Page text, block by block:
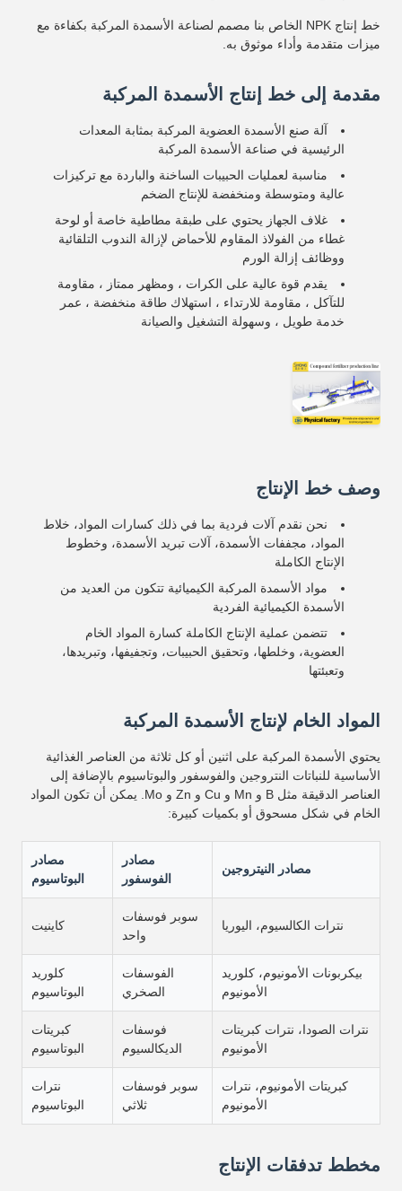
خط إنتاج NPK الخاص بنا مصمم لصناعة الأسمدة المركبة بكفاءة مع
ميزات متقدمة وأداء موثوق به.
مقدمة إلى خط إنتاج الأسمدة المركبة
آلة صنع الأسمدة العضوية المركبة بمثابة المعدات
الرئيسية في صناعة الأسمدة المركبة
مناسبة لعمليات الحبيبات الساخنة والباردة مع تركيزات
عالية ومتوسطة ومنخفضة للإنتاج الضخم
غلاف الجهاز يحتوي على طبقة مطاطية خاصة أو لوحة
غطاء من الفولاذ المقاوم للأحماض لإزالة الندوب التلقائية
ووظائف إزالة الورم
يقدم قوة عالية على الكرات ، ومظهر ممتاز ، مقاومة
للتآكل ، مقاومة للارتداء ، استهلاك طاقة منخفضة ، عمر
خدمة طويل ، وسهولة التشغيل والصيانة
وصف خط الإنتاج
نحن نقدم آلات فردية بما في ذلك كسارات المواد، خلاط
المواد، مجففات الأسمدة، آلات تبريد الأسمدة، وخطوط
الإنتاج الكاملة
مواد الأسمدة المركبة الكيميائية تتكون من العديد من
الأسمدة الكيميائية الفردية
تتضمن عملية الإنتاج الكاملة كسارة المواد الخام
العضوية، وخلطها، وتحقيق الحبيبات، وتجفيفها، وتبريدها،
وتعبئتها
المواد الخام لإنتاج الأسمدة المركبة
يحتوي الأسمدة المركبة على اثنين أو كل ثلاثة من العناصر الغذائية
الأساسية للنباتات النتروجين والفوسفور والبوتاسيوم بالإضافة إلى
العناصر الدقيقة مثل B و Mn و Cu و Zn و Mo. يمكن أن تكون المواد
الخام في شكل مسحوق أو بكميات كبيرة:
مصادر النيتروجين
مصادر
الفوسفور
مصادر
البوتاسيوم
نترات الكالسيوم، اليوريا
سوبر فوسفات
واحد
كاينيت
بيكربونات الأمونيوم، كلوريد
الأمونيوم
الفوسفات
الصخري
كلوريد
البوتاسيوم
نترات الصودا، نترات كبريتات
الأمونيوم
فوسفات
الديكالسيوم
كبريتات
البوتاسيوم
كبريتات الأمونيوم، نترات
الأمونيوم
سوبر فوسفات
ثلاثي
نترات
البوتاسيوم
مخطط تدفقات الإنتاج